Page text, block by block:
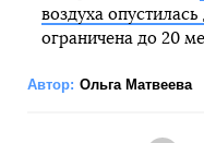
воздуха опустилась
ограничена до 20
Автор: Ольга Матвеева